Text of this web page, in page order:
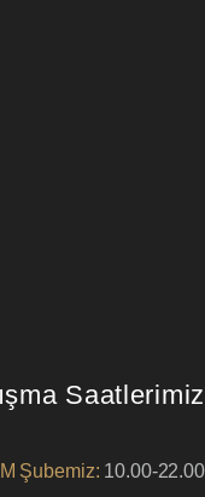
Saatlerimiz
Şubemiz: 10.00-22.00